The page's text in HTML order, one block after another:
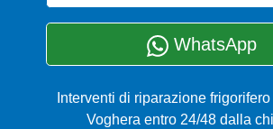
WhatsApp
Interventi di riparazione
Voghera entro 24/48 dalla